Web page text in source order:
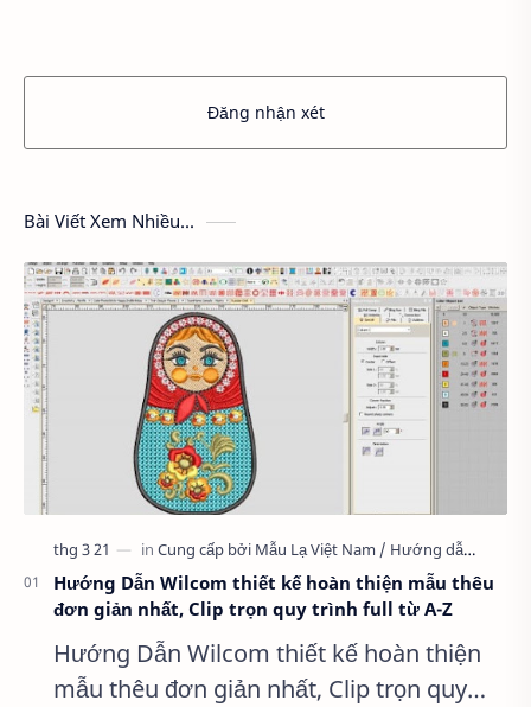
Đăng nhận xét
Bài Viết Xem Nhiều...
Hướng Dẫn Wilcom thiết kế hoàn thiện mẫu thêu
đơn giản nhất, Clip trọn quy trình full từ A-Z
Hướng Dẫn Wilcom thiết kế hoàn thiện
mẫu thêu đơn giản nhất, Clip trọn quy